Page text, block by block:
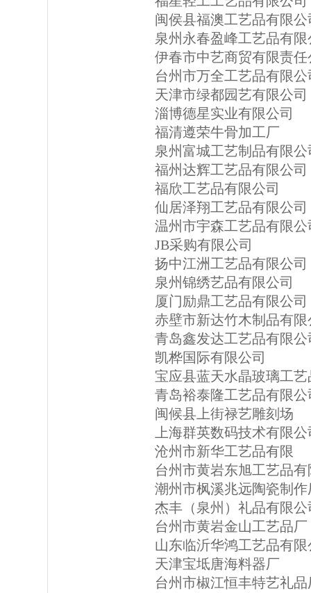
闽侯县福澳工艺品有限公
泉州永春盈峰工艺品有限
伊春市中艺商贸有限责任
台州市万全工艺品有限公
天津市绿都园艺有限公司
淄博德星实业有限公司
福清遵荣牛骨加工厂
泉州富城工艺制品有限公
福州达辉工艺品有限公司
福欣工艺品有限公司
仙居泽翔工艺品有限公司
温州市宇森工艺品有限公
JB采购有限公司
扬中江洲工艺品有限公司
泉州锦绣艺品有限公司
厦门励鼎工艺品有限公司
赤壁市新达竹木制品有限
青岛鑫发达工艺品有限公
凯桦国际有限公司
宝应县蓝天水晶玻璃工艺
青岛裕泰隆工艺品有限公
闽候县上街禄艺雕刻场
上海群英数码技术有限公
沧州市新华工艺品有限
台州市黄岩东旭工艺品
潮州市枫溪兆远陶瓷制作
杰丰（泉州）礼品有限公
台州市黄岩金山工艺品厂
山东临沂华鸿工艺品有限
天津宝坻唐海料器厂
台州市椒江恒丰特艺礼品